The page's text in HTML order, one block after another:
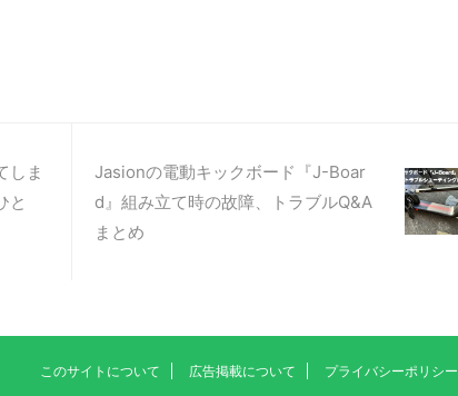
しま
と
Jasionの電動キックボード『J-Boar
d』組み立て時の故障、トラブルQ&A
まとめ
このサイトについて 広告掲載について プライバシーポリシー